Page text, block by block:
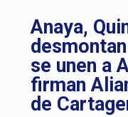
Anaya,
se unen a
firman
de